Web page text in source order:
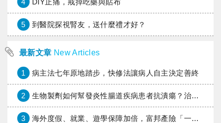
5 到醫院探視腎友，送什麼禮才好？
最新文章 New Articles
1 病主法七年原地踏步，快修法讓病人自主決定善終
2 生物製劑如何幫發炎性腸道疾病患者抗潰瘍？治療進展與健保給付困境一次看
3 海外度假、就業、遊學保障加倍，富邦產險「一期逐夢」專案加碼遠距醫療與緊急救援